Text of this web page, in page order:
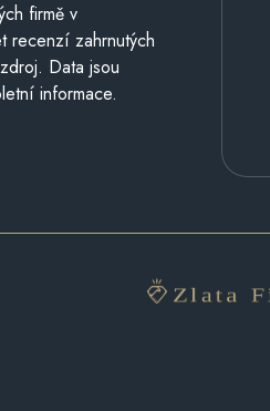
firmě v
recenzí zahrnutých
Data jsou
informace.